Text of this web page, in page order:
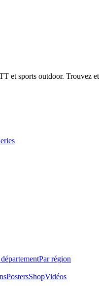
et sports outdoor. Trouvez
Par région
PostersShopVidéos